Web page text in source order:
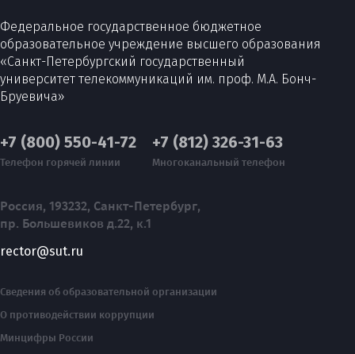
Федеральное государственное бюджетное
образовательное учреждение высшего образования
«Санкт-Петербургский государственный
университет телекоммуникаций им. проф. М.А. Бонч-
Бруевича»
+7 (800) 550-41-72
Телефон горячей линии
+7 (812) 326-31-63
Многоканальный телефон
Россия, 193232, Санкт-Петербург,
пр. Большевиков д.22, к.1
rector@sut.ru
Сведения об образовательной организации
О противодействии коррупции
Минцифры России